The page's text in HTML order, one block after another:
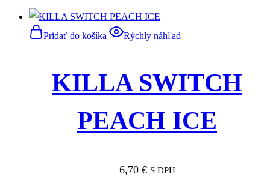
Pridať do košíka Rýchly náhľad
KILLA SWITCH
PEACH ICE
6,70 € S DPH